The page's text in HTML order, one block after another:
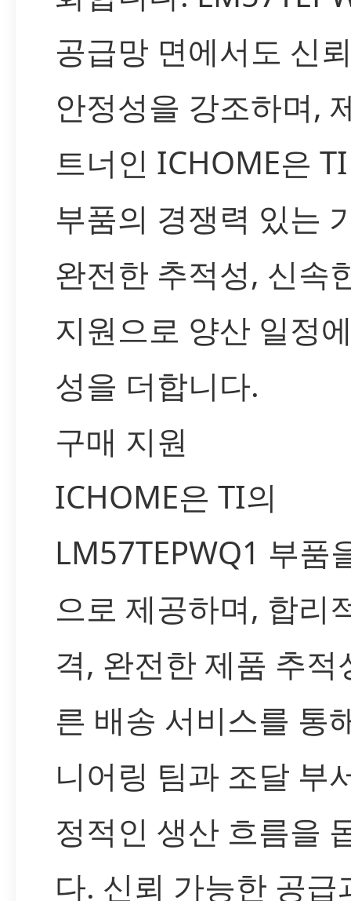
공급망 면에서도 신
안정성을 강조하며,
트너인 ICHOME은
부품의 경쟁력 있는
완전한 추적성, 신속
지원으로 양산 일정
성을 더합니다.
구매 지원
ICHOME은 TI의
LM57TEPWQ1 부품
으로 제공하며, 합리
격, 완전한 제품 추적
른 배송 서비스를 통
니어링 팀과 조달 부
정적인 생산 흐름을
다. 신뢰 가능한 공급